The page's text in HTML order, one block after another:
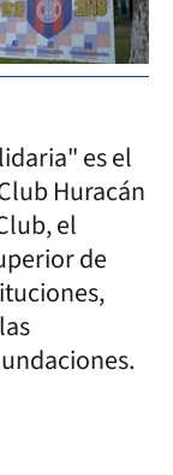
es el
Huracán
el
de